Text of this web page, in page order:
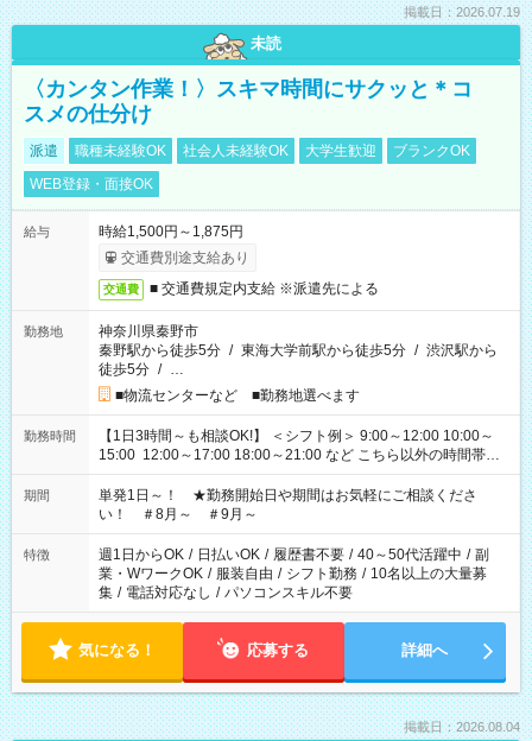
掲載日：2026.07.19
未読
〈カンタン作業！〉スキマ時間にサクッと＊コ
スメの仕分け
派遣 職種未経験OK 社会人未経験OK 大学生歓迎
ブランクOK
WEB登録・面接OK
給与
時給1,500円～1,875円
交通費別途支給あり
交通費 ■ 交通費規定内支給 ※派遣先による
勤務地
神奈川県秦野市
秦野駅から徒歩5分 / 東海大学前駅から徒歩5分 / 渋沢駅から
徒歩5分 / …
■物流センターなど ■勤務地選べます
勤務時間
【1日3時間～も相談OK!】 ＜シフト例＞ 9:00～12:00 10:00～
15:00 12:00～17:00 18:00～21:00 など こちら以外の時間帯も
お気軽にご相談ください！
期間
単発1日～！ ★勤務開始日や期間はお気軽にご相談くださ
い！ ＃8月～ ＃9月～
特徴 週1日からOK / 日払いOK / 履歴書不要 / 40～50代活躍中 / 副
業・WワークOK / 服装自由 / シフト勤務 / 10名以上の大量募
集 / 電話対応なし / パソコンスキル不要
気になる！ 応募する 詳細へ
掲載日：2026.08.04